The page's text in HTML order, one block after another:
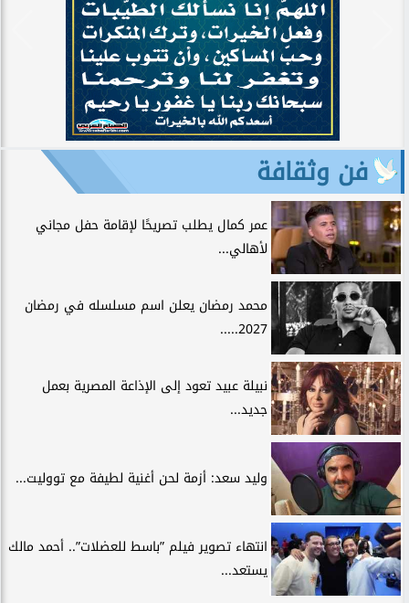
فن وثقافة
عمر كمال يطلب تصريحًا لإقامة حفل مجاني
لأهالي...
محمد رمضان يعلن اسم مسلسله في رمضان
2027.....
نبيلة عبيد تعود إلى الإذاعة المصرية بعمل
جديد...
وليد سعد: أزمة لحن أغنية لطيفة مع تووليت...
انتهاء تصوير فيلم ”باسط للعضلات”.. أحمد مالك
يستعد...